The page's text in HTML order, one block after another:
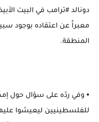
دونالد ⁧‫#ترامب‬⁩ في البيت
معبراً عن اعتقاده بوجود
المنطقة.
‏▪️ وفي ردّه على سؤال حول
للفلسطينيين ليعيشوا